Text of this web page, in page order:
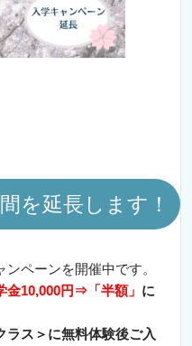
を延長します！
ペーンを開催中です。
金10,000円⇒「半額」 に
ラス＞に無料体験後ご入